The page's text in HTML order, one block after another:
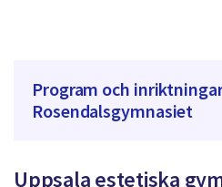
Program och
Rosendalsgymnasiet
Uppsala estetiska